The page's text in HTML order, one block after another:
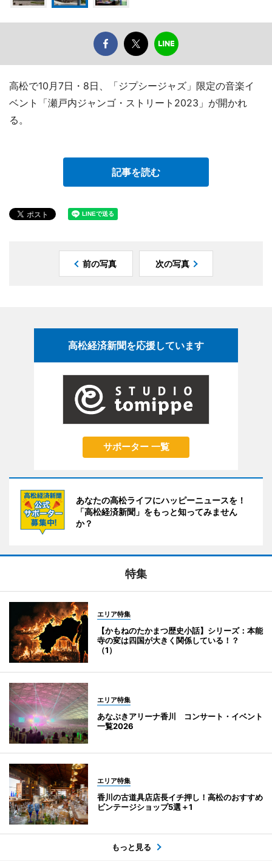
高松で10月7日・8日、「ジプシージャズ」限定の音楽イ
ベント「瀬戸内ジャンゴ・ストリート2023」が開かれ
る。
記事を読む
前の写真 次の写真
高松経済新聞を応援しています
サポーター 一覧
あなたの高松ライフにハッピーニュースを！
「高松経済新聞」をもっと知ってみません
か？
特集
エリア特集
【かもねのたかまつ歴史小話】シリーズ：本能
寺の変は四国が大きく関係している！？
（1）
エリア特集
あなぶきアリーナ香川 コンサート・イベント
一覧2026
エリア特集
香川の古道具店店長イチ押し！高松のおすすめ
ビンテージショップ5選＋1
もっと見る